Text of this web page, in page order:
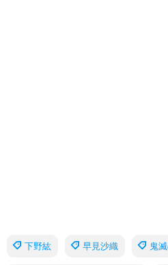
下野紘 早見沙織 鬼